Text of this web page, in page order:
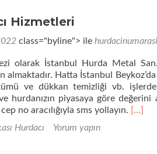
Hizmetleri
class="byline"> ile hurdacinumarasi
olarak İstanbul Hurda Metal
Hatta İstanbul Beykoz’da
ve dükkan temizliği vb.
hurdanızın piyasaya göre değerini
no aracılığıyla sms yollayın. Daha
[…]
Hurdacı Yorum yapın